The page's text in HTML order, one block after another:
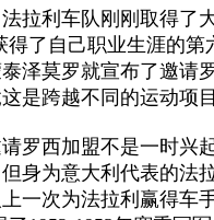
利车队刚刚取得了
得了自己职业生涯的
泽莫罗就宣布了邀请
是跨越不同的运动项
西加盟不是一时兴
身为意大利代表的法
一次为法拉利赢得车